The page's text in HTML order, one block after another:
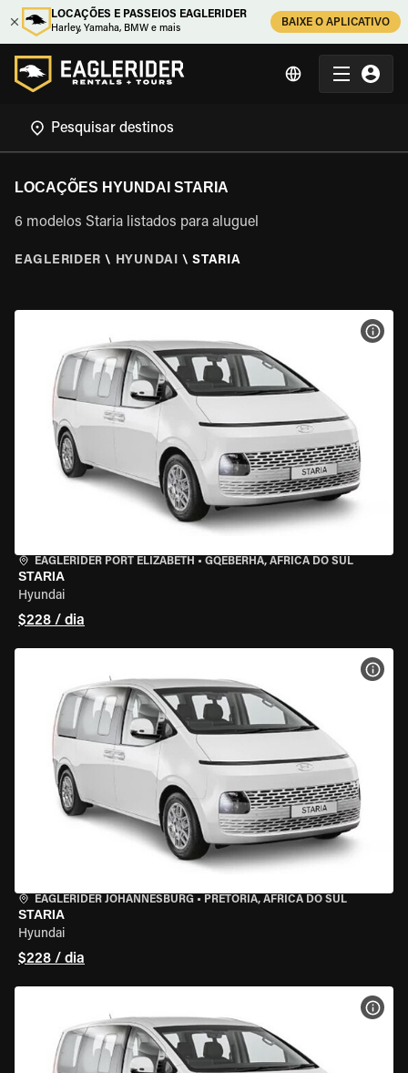
LOCAÇÕES E PASSEIOS EAGLERIDER
Harley, Yamaha, BMW e mais
BAIXE O APLICATIVO
LOCAÇÕES HYUNDAI STARIA
6 modelos Staria listados para aluguel
EAGLERIDER \ HYUNDAI \ STARIA
EAGLERIDER PORT ELIZABETH • GQEBERHA, ÁFRICA DO SUL
STARIA
Hyundai
$228 / dia
VER
EAGLERIDER JOHANNESBURG • PRETORIA, ÁFRICA DO SUL
STARIA
Hyundai
$228 / dia
VER
VER